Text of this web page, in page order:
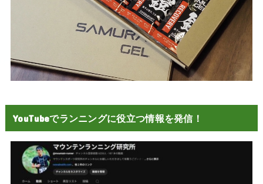
YouTubeでランニングに役立つ情報を発信！